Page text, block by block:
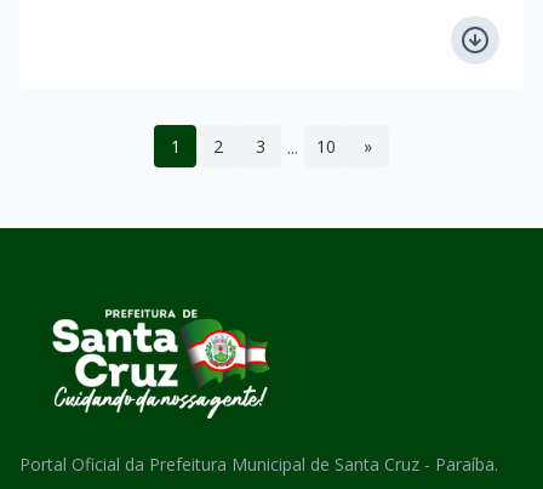
1 2 3 ... 10 »
Portal Oficial da Prefeitura Municipal de Santa Cruz - Paraíba.